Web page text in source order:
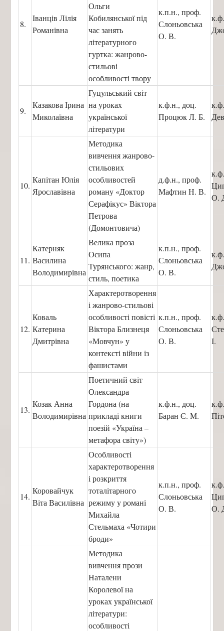
8.
Іванців Лілія
Романівна
Ольги
Кобилянської під
час занять
літературного
гуртка: жанрово-
стильові
особливості твору
к.п.н., проф.
Слоньовська
О. В.
9.
Казакова Ірина
Миколаївна
Гуцульський світ
на уроках
української
літератури
к.ф.н., доц.
Процюк Л. Б.
10.
Капітан Юлія
Ярославівна
Методика
вивчення жанрово-
стильових
особливостей
роману «Доктор
Серафікус» Віктора
Петрова
(Домонтовича)
д.ф.н., проф.
Мафтин Н. В.
О.
11.
Катерняк
Василина
Володимирівна
Велика проза
Осипа
Турянського: жанр,
стиль, поетика
к.п.н., проф.
Слоньовська
О. В.
12.
Коваль
Катерина
Дмитрівна
Характеротворення
і жанрово-стильові
особливості повісті
Віктора Близнеця
«Мовчун» у
контексті війни із
фашистами
к.п.н., проф.
Слоньовська
О. В.
І.
13.
Козак Анна
Володимирівна
Поетичний світ
Олександра
Гордона (на
прикладі книги
поезій «Україна –
метафора світу»)
к.ф.н., доц.
Баран Є. М.
14.
Коровайчук
Віта Василівна
Особливості
характеротворення
і розкриття
тоталітарного
режиму у романі
Михайла
Стельмаха «Чотири
броди»
к.п.н., проф.
Слоньовська
О. В.
О.
Методика
вивчення прози
Наталени
Королевої на
уроках української
літератури:
особливості